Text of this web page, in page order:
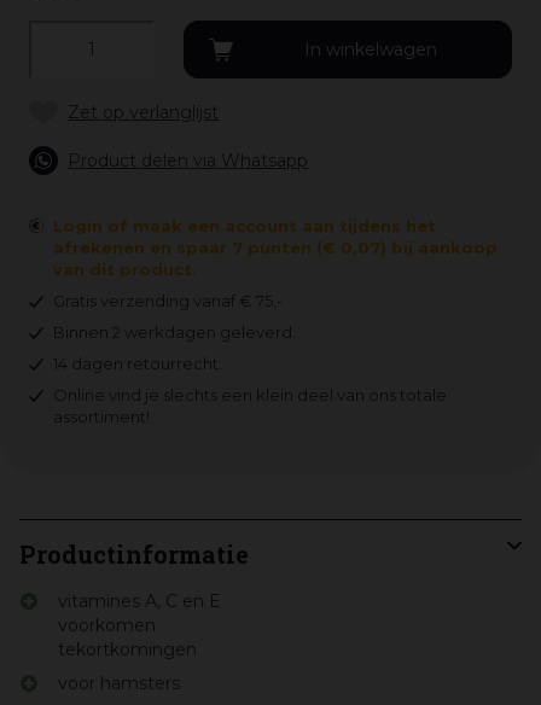
Product delen via Whatsapp
Login of maak een account aan tijdens het
afrekenen en spaar 7 punten (€ 0,07) bij aankoop
van dit product.
Gratis verzending vanaf € 75,-
Binnen 2 werkdagen geleverd.
14 dagen retourrecht.
Online vind je slechts een klein deel van ons totale
assortiment!
Productinformatie
vitamines A, C en E
voorkomen
tekortkomingen
voor hamsters